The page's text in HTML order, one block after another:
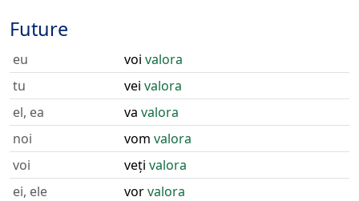
Future
eu voi valora
tu
vei valora
el, ea
va valora
noi
vom valora
voi
veți valora
ei, ele
vorvalora